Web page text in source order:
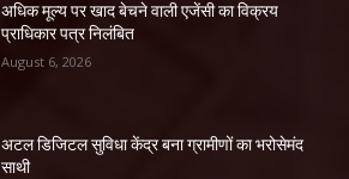
अधिक मूल्य पर खाद बेचने वाली एजेंसी का विक्रय
प्राधिकार पत्र निलंबित
August 6, 2026
अटल डिजिटल सुविधा केंद्र बना ग्रामीणों का भरोसेमंद
साथी